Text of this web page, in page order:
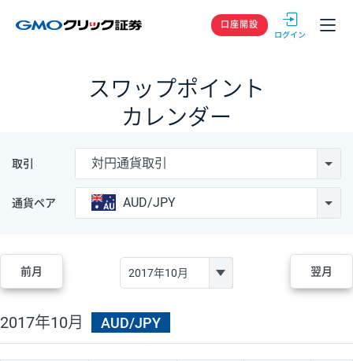
GMOクリック
口座開設
スワップポイント
カレンダー
取引 対円通貨取引
通貨ペア AUD/JPY
前月 翌月
2017年10月 AUD/JPY